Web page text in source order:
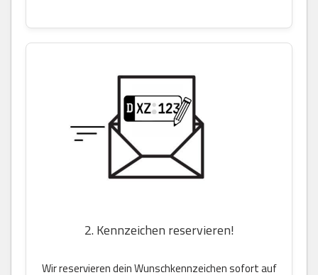
2. Kennzeichen reservieren!
Wir reservieren dein Wunschkennzeichen sofort auf